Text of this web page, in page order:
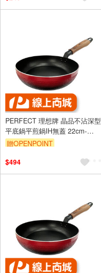
PERFECT 理想牌 晶品不沾深型
平底鍋平煎鍋IH無蓋 22cm-
Leidea樂德兒
贈OPENPOINT
$494